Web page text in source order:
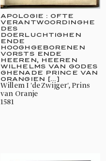
APOLOGIE : OFTE
VERANTWOORDINGHE
DES
DOERLUCHTIGHEN
ENDE
HOOGHGEBORENEN
VORSTS ENDE
HEEREN, HEEREN
WILHELMS VAN GODES
GHENADE PRINCE VAN
ORANGIEN [...]
Willem I 'de Zwijger', Prins
van Oranje
1581